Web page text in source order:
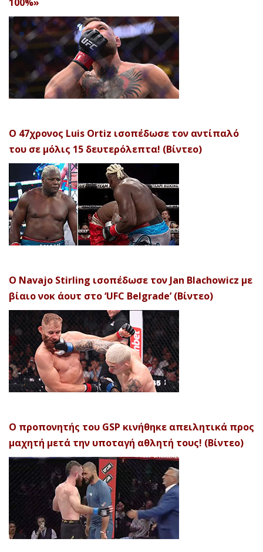
Ο 47χρονος Luis Ortiz ισοπέδωσε τον αντίπαλό
του σε μόλις 15 δευτερόλεπτα! (Βίντεο)
Ο Navajo Stirling ισοπέδωσε τον Jan Blachowicz με
βίαιο νοκ άουτ στο ‘UFC Belgrade’ (Βίντεο)
Ο προπονητής του GSP κινήθηκε απειλητικά προς
μαχητή μετά την υποταγή αθλητή τους! (Βίντεο)